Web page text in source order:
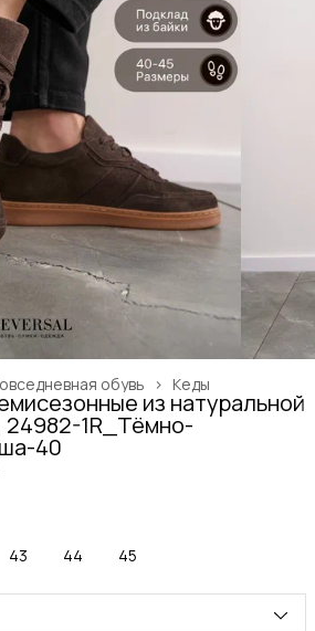
Кеды
обувь ›
из натуральной
24982-1R_Тёмно-
40
43 44
45